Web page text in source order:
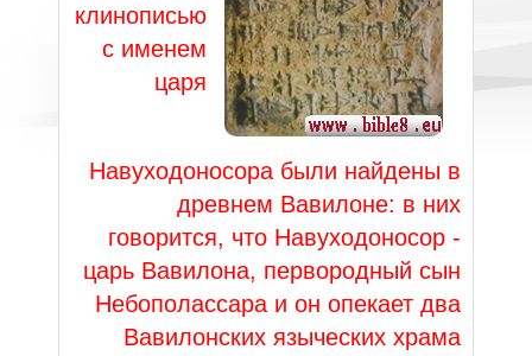
клинописью
с именем
царя
Навуходоносора были найдены в
древнем Вавилоне: в них
говорится, что Навуходоносор -
царь Вавилона, первородный сын
Небополассара и он опекает два
Вавилонских языческих храма